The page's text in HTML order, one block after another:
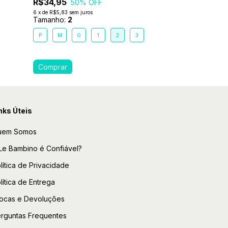
R$34,95 50% OFF
6 x de R$5,83 sem juros
Tamanho: 2
P M G 1 2 3
Úteis
Somos
Bambino é Confiável?
de Privacidade
de Entrega
e Devoluções
Frequentes